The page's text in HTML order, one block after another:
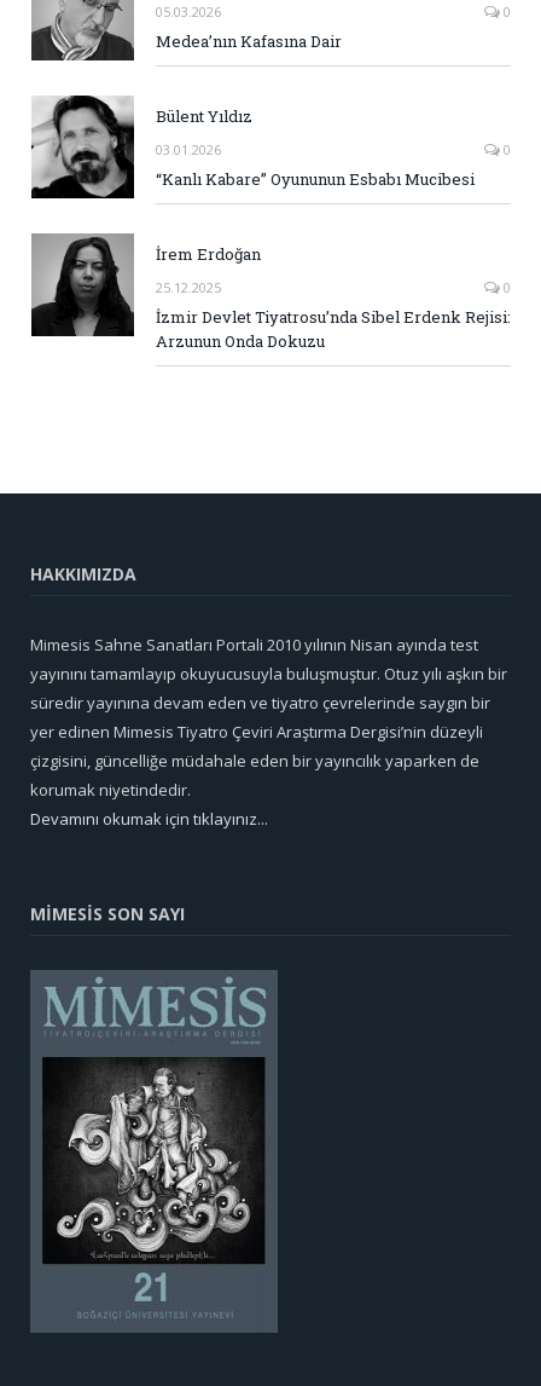
05.03.2026 0
Medea’nın Kafasına Dair
Bülent Yıldız
03.01.2026 0
“Kanlı Kabare” Oyununun Esbabı Mucibesi
İrem Erdoğan
25.12.2025 0
İzmir Devlet Tiyatrosu’nda Sibel Erdenk Rejisi:
Arzunun Onda Dokuzu
HAKKIMIZDA
Mimesis Sahne Sanatları Portali 2010 yılının Nisan ayında test
yayınını tamamlayıp okuyucusuyla buluşmuştur. Otuz yılı aşkın bir
süredir yayınına devam eden ve tiyatro çevrelerinde saygın bir
yer edinen Mimesis Tiyatro Çeviri Araştırma Dergisi’nin düzeyli
çizgisini, güncelliğe müdahale eden bir yayıncılık yaparken de
korumak niyetindedir.
Devamını okumak için tıklayınız...
MİMESİS SON SAYI